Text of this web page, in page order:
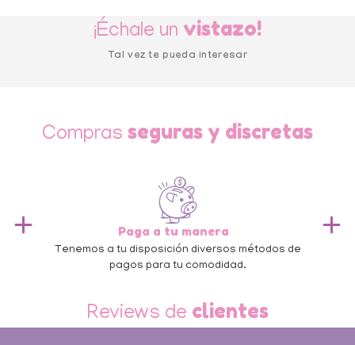
¡Échale un vistazo!
Tal vez te pueda interesar
Compras seguras y discretas
Paga a tu manera
Tenemos a tu disposición diversos métodos de
pagos para tu comodidad.
Reviews de clientes